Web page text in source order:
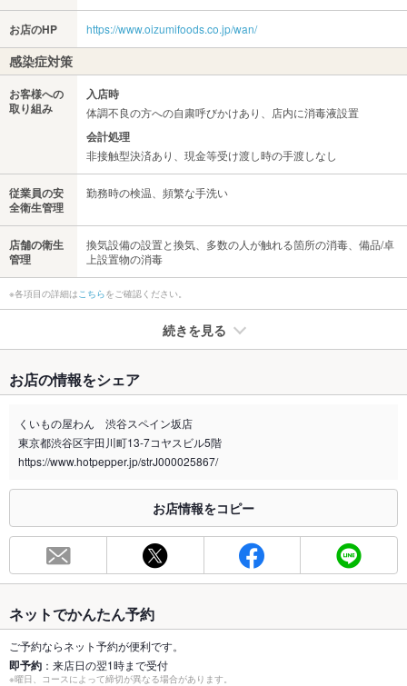
お店のHP https://www.oizumifoods.co.jp/wan/
感染症対策
お客様への
取り組み
入店時
体調不良の方への自粛呼びかけあり、店内に消毒液設置
会計処理
非接触型決済あり、現金等受け渡し時の手渡しなし
従業員の安
全衛生管理
勤務時の検温、頻繁な手洗い
店舗の衛生
管理
換気設備の設置と換気、多数の人が触れる箇所の消毒、備品/卓
上設置物の消毒
※各項目の詳細はこちらをご確認ください。
続きを見る
禁煙・喫煙 分煙（仕切りあり）
喫煙専用室 なし
※2020年4月1日～受動喫煙対策に関する法律が施行されています。正しい情報はお店へお問い
総席数
90席(最大40名様まで収容可能。宇田川町の居酒屋で飲み放題
容人数
個室
あり ：個室は2名様～最大40名様まで収容可能な完全個室を完
備しております。店内に喫煙ブースあり。
お店の情報をシェア
くいもの屋わん 渋谷スペイン坂店
東京都渋谷区宇田川町13-7コヤスビル5階
https://www.hotpepper.jp/strJ000025867/
お店情報をコピー
ネットでかんたん予約
ご予約ならネット予約が便利です。
即予約 ：来店日の翌1時まで受付
※曜日、コースによって締切が異なる場合があります。